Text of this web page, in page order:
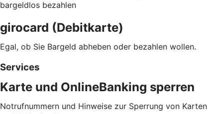
bargeldlos bezahlen
girocard (Debitkarte)
Egal, ob Sie Bargeld abheben oder bezahlen wollen.
Services
Karte und OnlineBanking sperren
Notrufnummern und Hinweise zur Sperrung von Karten